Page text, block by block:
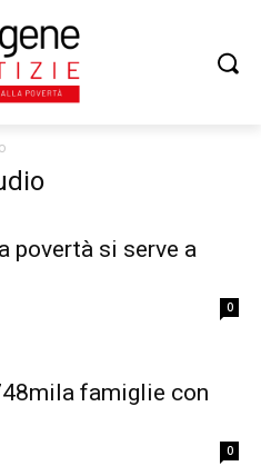
povertà si serve a
0
famiglie con
0